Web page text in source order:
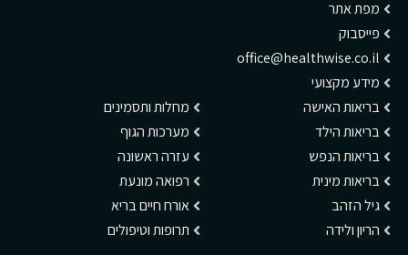
מפת אתר
פייסבוק
office@healthwise.co.il
מידע מקצועי
בריאות האישה
בריאות הילד
בריאות הנפש
בריאות מינית
גיל הזהב
הריון ולידה
מחלות ותסמינים
מערכות הגוף
עזרה ראשונה
רפואה מונעת
אורח חיים בריא
תרופות וטיפולים